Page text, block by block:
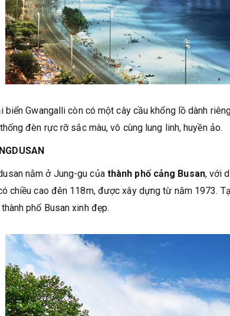
biển Gwangalli còn có một cây cầu khổng lồ dành
đèn rực rỡ sắc màu, vô cùng lung linh, huyền ảo.
nằm ở Jung-gu của thành phố cảng Busan, với
chiều cao đên 118m, được xây dựng từ năm 1973.
phố Busan xinh đẹp.